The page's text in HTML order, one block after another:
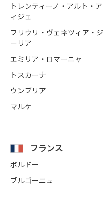
トレンティーノ・アルト・
ィジェ
フリウリ・ヴェネツィア・
ーリア
エミリア・ロマーニャ
トスカーナ
ウンブリア
マルケ
フランス
ボルドー
ブルゴーニュ